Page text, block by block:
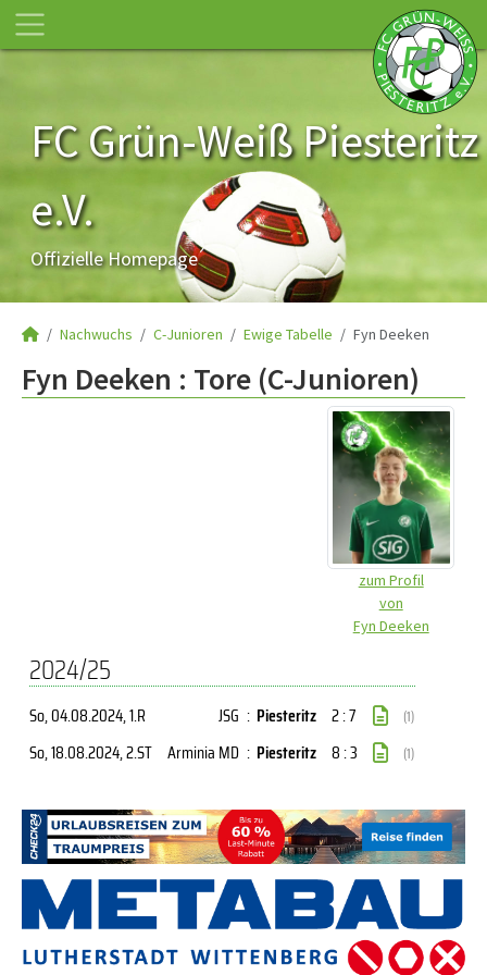
FC Grün-Weiß Piesteritz
e.V.
Offizielle Homepage
Nachwuchs C-Junioren Ewige Tabelle Fyn Deeken
Fyn Deeken : Tore (C-Junioren)
zum Profil
von
Fyn Deeken
2024/25
So, 04.08.2024, 1.R JSG : Piesteritz 2 : 7 (1)
So, 18.08.2024, 2.ST Arminia MD : Piesteritz 8 : 3 (1)